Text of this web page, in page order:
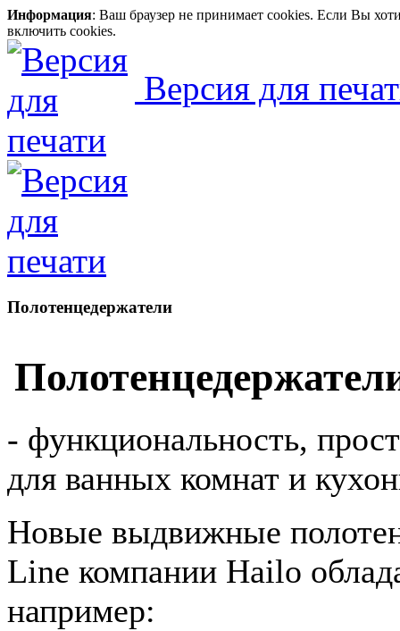
Информация: Ваш браузер не принимает cookies. Если Вы
включить cookies.
Версия для
Полотенцедержатели
- функциональность,
для ванных комнат и
Новые выдвижные
Line компании Hailo
например: